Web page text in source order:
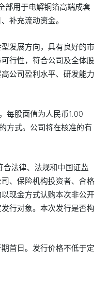
部用于电解铜箔高端成套
补充流动资金。
发展方向，具有良好的市
行性，符合公司及全体股
公司盈利水平、研发能力
每股面值为人民币1.00
方式。公司将在核准的有
法律、法规和中国证监
、保险机构投资者、合格
现金方式认购本次非公开
行对象。本次发行是否构
首日。发行价格不低于定